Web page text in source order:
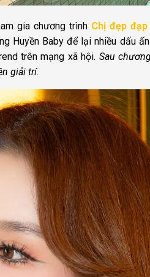
gia chương trình Chị đẹp
Huyền Baby để lại nhiều dấu
trên mạng xã hội. Sau
giải trí.